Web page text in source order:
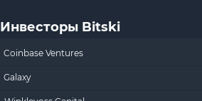
Инвесторы Bitski
Coinbase Ventures
Galaxy